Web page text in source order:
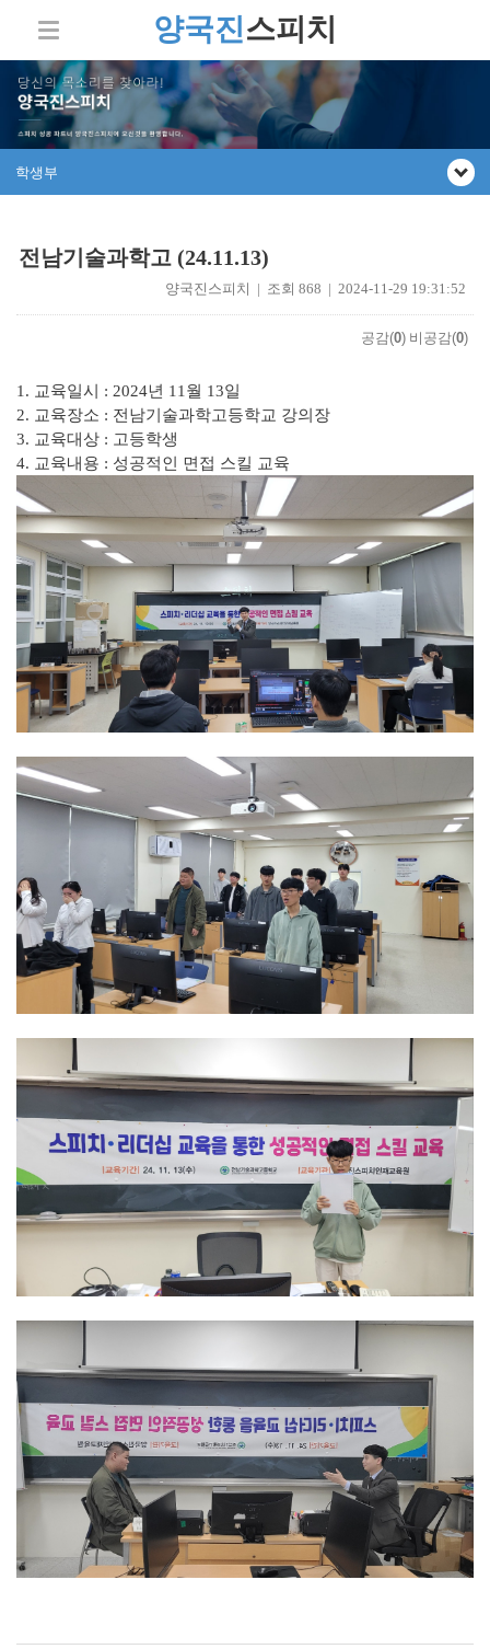
양국진스피치
학생부
전남기술과학고 (24.11.13)
양국진스피치 | 조회 868 | 2024-11-29 19:31:52
공감(0) 비공감(0)
1. 교육일시 : 2024년 11 월 13일
2. 교육장소 : 전남기술과학고등학교 강의장
3. 교육대상 : 고등학생
4. 교육내용 : 성공적인 면접 스킬 교육